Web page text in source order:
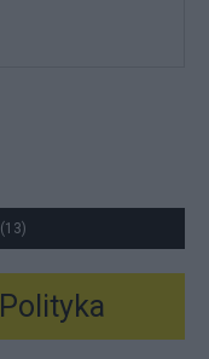
Polityka